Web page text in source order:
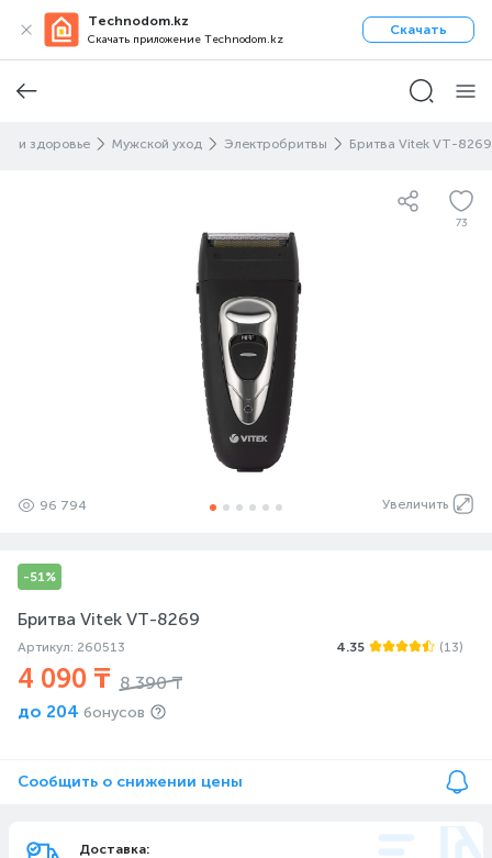
Technodom.kz
Скачать приложение Technodom.kz
Скачать
и здоровье Мужской уход Электробритвы Бритва Vitek VT-8269
73
Увеличить
96 794
-51%
Бритва Vitek VT-8269
Артикул: 260513 4.35 (13)
4 090 ₸ 8 390 ₸
до 204 бонусов
Сообщить о снижении цены
Доставка: